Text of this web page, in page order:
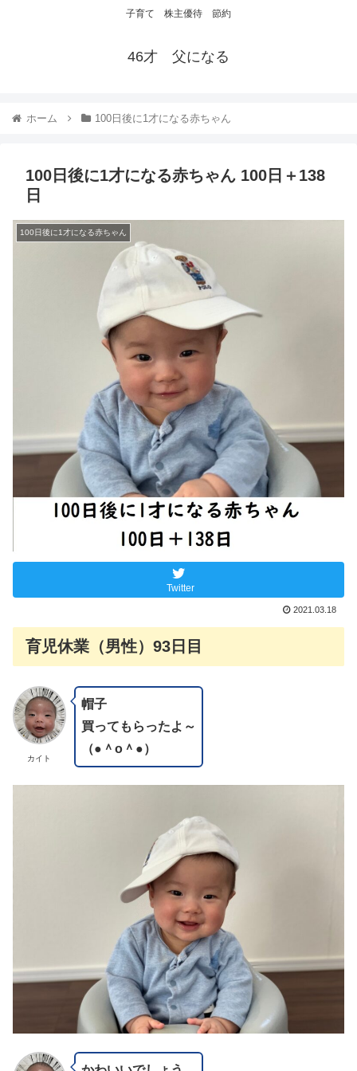
子育て 株主優待 節約
46才 父になる
ホーム 100日後に1才になる赤ちゃん
100日後に1才になる赤ちゃん 100日＋138
日
100日後に1才になる赤ちゃん
Twitter
2021.03.18
育児休業（男性）93日目
カイト
帽子
買ってもらったよ～
（●＾o＾●）